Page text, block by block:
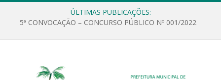
ÚLTIMAS PUBLICAÇÕES:
5ª CONVOCAÇÃO – CONCURSO PÚBLICO Nº 001/2022